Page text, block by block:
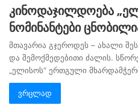
კინოდაჯილდოება
ნომინანტები
მთავარია გჯეროდეს – ახალი
და შემოქმედებითი ძალის.
„ელისოს“ ერთგული
ვრცლად